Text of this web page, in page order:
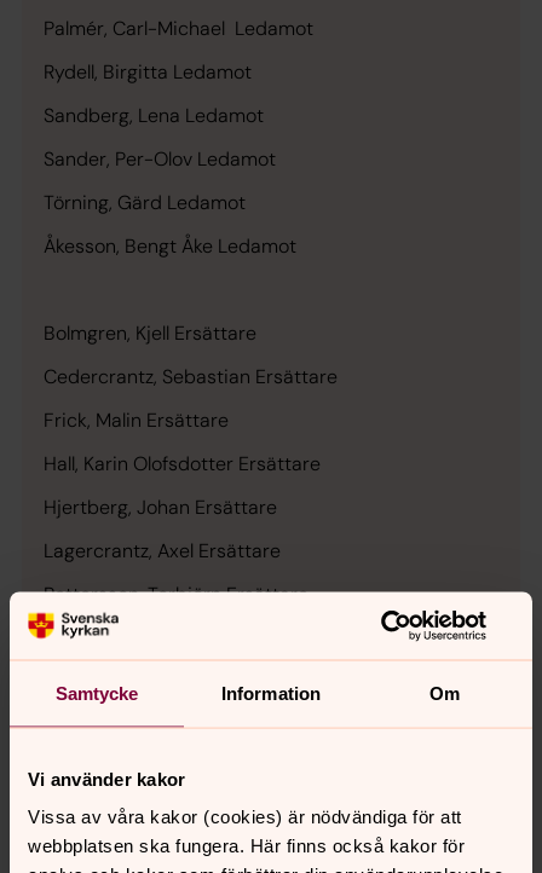
Samtycke Information Om
Vi använder kakor
Vissa av våra kakor (cookies) är nödvändiga för att
webbplatsen ska fungera. Här finns också kakor för
Palmér, Carl-Michael Ledamot
Rydell, Birgitta Ledamot
Sandberg, Lena Ledamot
Sander, Per-Olov Ledamot
Törning, Gärd Ledamot
Åkesson, Bengt Åke Ledamot
Bolmgren, Kjell Ersättare
Cedercrantz, Sebastian Ersättare
Frick, Malin Ersättare
Hall, Karin Olofsdotter Ersättare
Hjertberg, Johan Ersättare
Lagercrantz, Axel Ersättare
Pettersson, TorbjörnErsättare
Sidén, Karin
Stenqvist, Lars Åke
Ersättare
Sundblad, TorbjörnErsättare
Ulvegren, Ulrika
Wahlund, LarsErsättare
Westring, IdaErsättare